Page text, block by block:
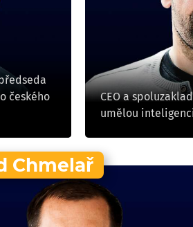
českého
CEO a
umělou
Chmelař